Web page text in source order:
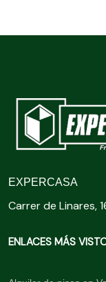
EXPERCASA
Carrer de Linares,
ENLACES MÁS